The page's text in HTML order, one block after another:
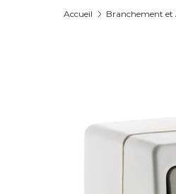
Accueil Branchement et